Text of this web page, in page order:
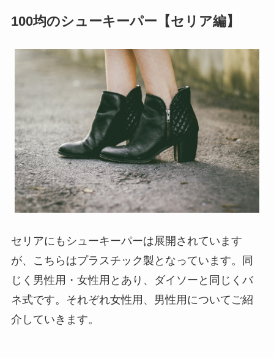
100均のシューキーパー【セリア編】
セリアにもシューキーパーは展開されています
が、こちらはプラスチック製となっています。同
じく男性用・女性用とあり、ダイソーと同じくバ
ネ式です。それぞれ女性用、男性用についてご紹
介していきます。